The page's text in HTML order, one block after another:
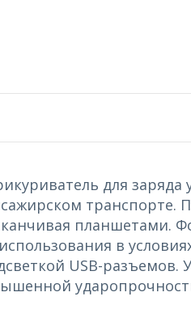
для заряда
транспорте.
планшетами.
в
USB-разъемов.